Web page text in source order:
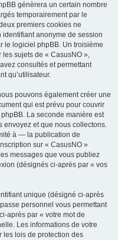
génèrera un certain nombre
temporairement par le
premiers cookies ne
identifiant anonyme de session
le logiciel phpBB. Un troisième
sujets de « CasusNO »,
consultés et permettant
qu’utilisateur.
pouvons également créer une
qui est prévu pour couvrir
La seconde manière est
envoyez et que nous collectons.
à — la publication de
sur « CasusNO »
messages que vous publiez
(désignés ci-après par « vos
unique (désigné ci-après
personnel vous permettant
après par « votre mot de
Les informations de votre
les lois de protection des